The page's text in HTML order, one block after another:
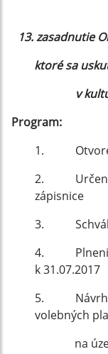
13. zasadnutie
ktoré sa
v
Program:
1.
2. Určenie
zápisnice
3.
4. Plnenie
k 31.07.2017
5. Návrh
volebných
na